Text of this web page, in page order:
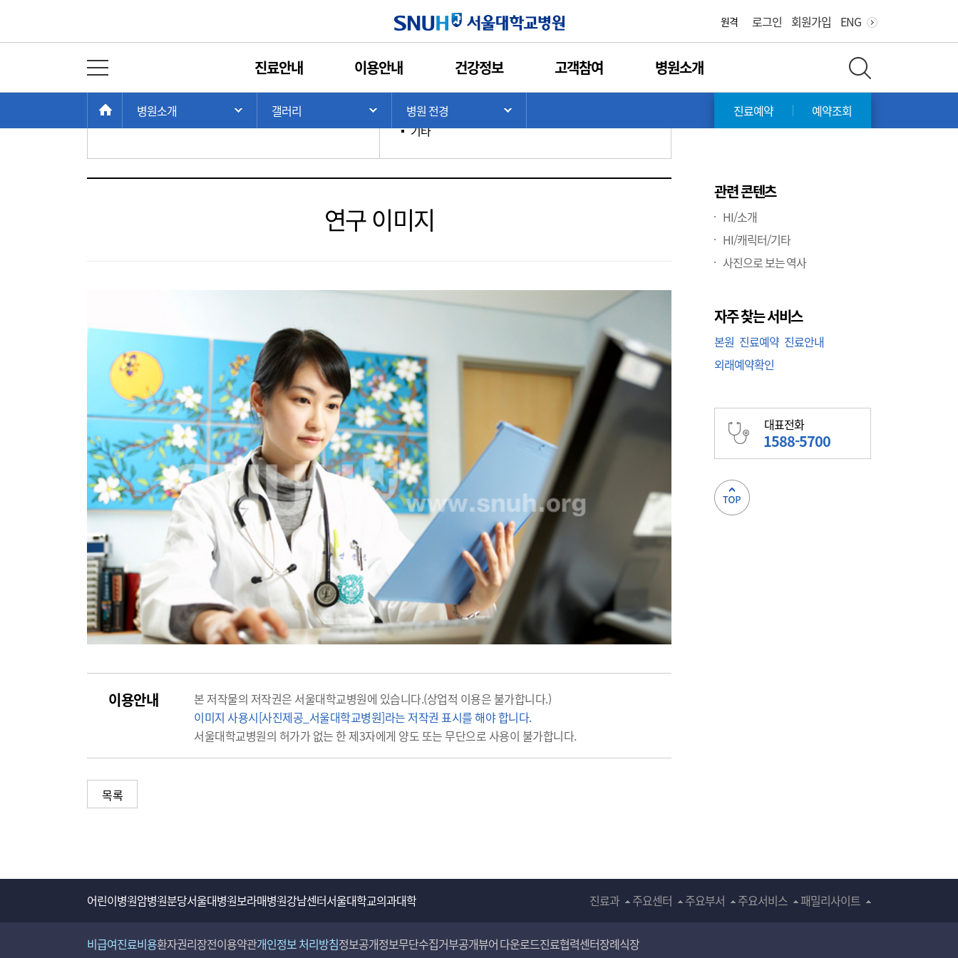
서울대학교병원 원격 로그인 회원가입 ENG
진료안내 이용안내 건강정보 고객참여 병원소개
HOME
병원소개 주 메뉴 목록 열기
갤러리 서브 메뉴 목록 열기
병원 전경 진료예약 예약조회
병원전경
본원 암병원 어린이병원 기타
분류별 이미지
교육 연구
기타
연구 이미지
이용안내
본 저작물의 저작권은 서울대학교병원에 있습니다.(상업적 이용은 불가합니다.)
이미지 사용시[사진제공_서울대학교병원]라는 저작권 표시를 해야 합니다.
서울대학교병원의 허가가 없는 한 제3자에게 양도 또는 무단으로 사용이 불가합니다.
목록
관련 콘텐츠
HI/소개
HI/캐릭터/기타
사진으로 보는 역사
자주 찾는 서비스
본원 진료예약 진료안내
외래예약확인
대표전화
1588-5700
어린이병원암병원분당서울대병원보라매병원강남센터서울대학교의과대학 진료과 주요센터 주요부서 주요서비스 패밀리사이트
비급여진료비용환자권리장전이용약관개인정보 처리방침정보공개정보무단수집거부공개뷰어 다운로드진료협력센터장례식장